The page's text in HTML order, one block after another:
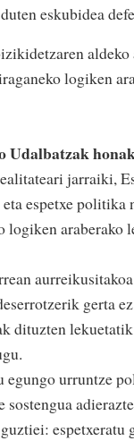
eskubidea
logiken
jarraiki,
espetxe
logiken
gerta
dituzten
egungo urruntze
sostengua